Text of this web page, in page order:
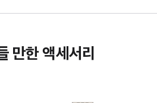
만한 액세서리